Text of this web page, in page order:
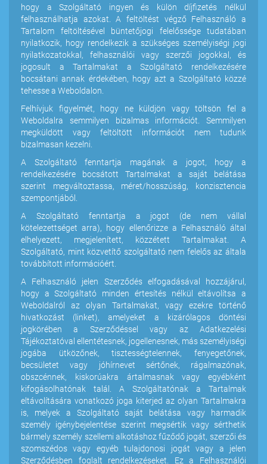
hogy a Szolgáltató ingyen és külön díjfizetés nélkül
felhasználhatja azokat. A feltöltést végző Felhasználó a
Tartalom feltöltésével büntetőjogi felelőssége tudatában
nyilatkozik, hogy rendelkezik a szükséges személyiségi jogi
nyilatkozatokkal, felhasználói vagy szerzői jogokkal, és
jogosult a Tartalmakat a Szolgáltató rendelkezésére
bocsátani annak érdekében, hogy azt a Szolgáltató közzé
tehesse a Weboldalon.
Felhívjuk figyelmét, hogy ne küldjön vagy töltsön fel a
Weboldalra semmilyen bizalmas információt. Semmilyen
megküldött vagy feltöltött információt nem tudunk
bizalmasan kezelni.
A Szolgáltató fenntartja magának a jogot, hogy a
rendelkezésére bocsátott Tartalmakat a saját belátása
szerint megváltoztassa, méret/hosszúság, konzisztencia
szempontjából.
A Szolgáltató fenntartja a jogot (de nem vállal
kötelezettséget arra), hogy ellenőrizze a Felhasználó által
elhelyezett, megjelenített, közzétett Tartalmakat. A
Szolgáltató, mint közvetítő szolgáltató nem felelős az általa
továbbított információért.
A Felhasználó jelen Szerződés elfogadásával hozzájárul,
hogy a Szolgáltató minden értesítés nélkül eltávolítsa a
Weboldalról az olyan Tartalmakat, vagy ezekre történő
hivatkozást (linket), amelyeket a kizárólagos döntési
jogkörében a Szerződéssel vagy az Adatkezelési
Tájékoztatóval ellentétesnek, jogellenesnek, más személyiségi
jogába ütközőnek, tisztességtelennek, fenyegetőnek,
becsületet vagy jóhírnevet sértőnek, rágalmazónak,
obszcénnek, kiskorúakra ártalmasnak vagy egyébként
kifogásolhatónak talál. A Szolgáltatónak a Tartalmak
eltávolítására vonatkozó joga kiterjed az olyan Tartalmakra
is, melyek a Szolgáltató saját belátása vagy harmadik
személy igénybejelentése szerint megsértik vagy sérthetik
bármely személy szellemi alkotáshoz fűződő jogát, szerzői és
szomszédos vagy egyéb tulajdonosi jogát vagy a jelen
Szerződésben foglalt rendelkezéseket. Ez a Felhasználói